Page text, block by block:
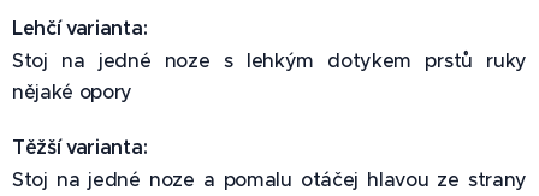
Lehčí varianta:
Stoj na jedné noze s lehkým dotykem prstů ruky
nějaké opory
Těžší varianta:
Stoj na jedné noze a pomalu otáčej hlavou ze strany